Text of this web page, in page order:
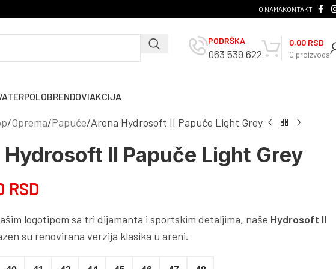
O NAMAKONTAKT
PODRŠKA
063 539 622 0 proizvoda
0,00 RSD
BRENDOVIAKCIJA
Oprema Papuče Arena Hydrosoft II Papuče Light Grey
II Papuče Light Grey
RSD
logotipom sa tri dijamanta i sportskim detaljima, naše Hydrosoft II
su renovirana verzija klasika u areni.